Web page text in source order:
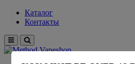
Каталог
Контакты